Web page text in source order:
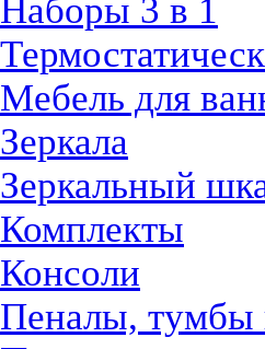
Наборы 3 в 1
Мебель для
Зеркала
Зеркальный
Комплекты
Консоли
Пеналы,